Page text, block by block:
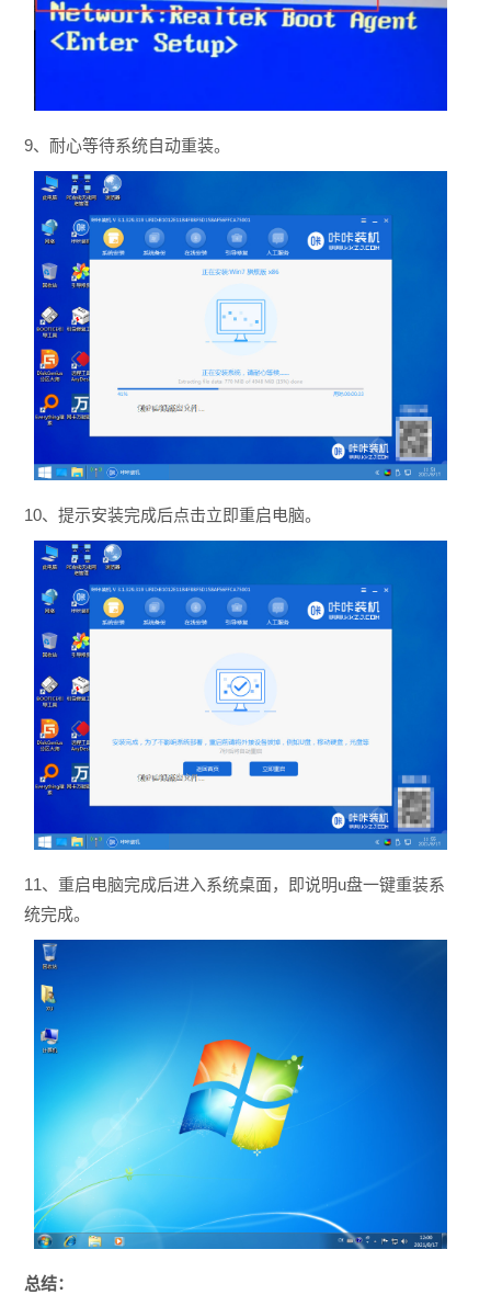
9、耐心等待系统自动重装。
10、提示安装完成后点击立即重启电脑。
11、重启电脑完成后进入系统桌面，即说明u盘一键重装系
统完成。
总结：